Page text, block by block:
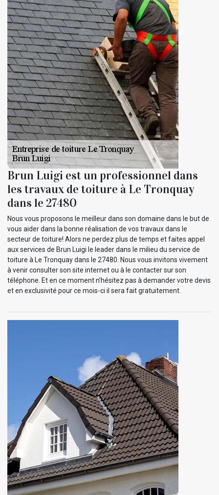
Brun Luigi est un professionnel dans
les travaux de toiture à Le Tronquay
dans le 27480
Nous vous proposons le meilleur dans son domaine dans le but de
vous aider dans la bonne réalisation de vos travaux dans le
secteur de toiture! Alors ne perdez plus de temps et faites appel
aux services de Brun Luigi le leader dans le milieu du service de
toiture à Le Tronquay dans le 27480. Nous vous invitons vivement
à venir consulter son site internet ou à le contacter sur son
téléphone. Et en ce moment n’hésitez pas à demander votre devis
et en exclusivité pour ce mois-ci il sera fait gratuitement.